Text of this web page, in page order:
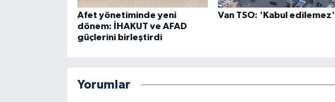
Afet yönetiminde yeni
dönem: İHAKUT ve AFAD
güçlerini birleştirdi
Van TSO: 'Kabul edilemez'
Yorumlar